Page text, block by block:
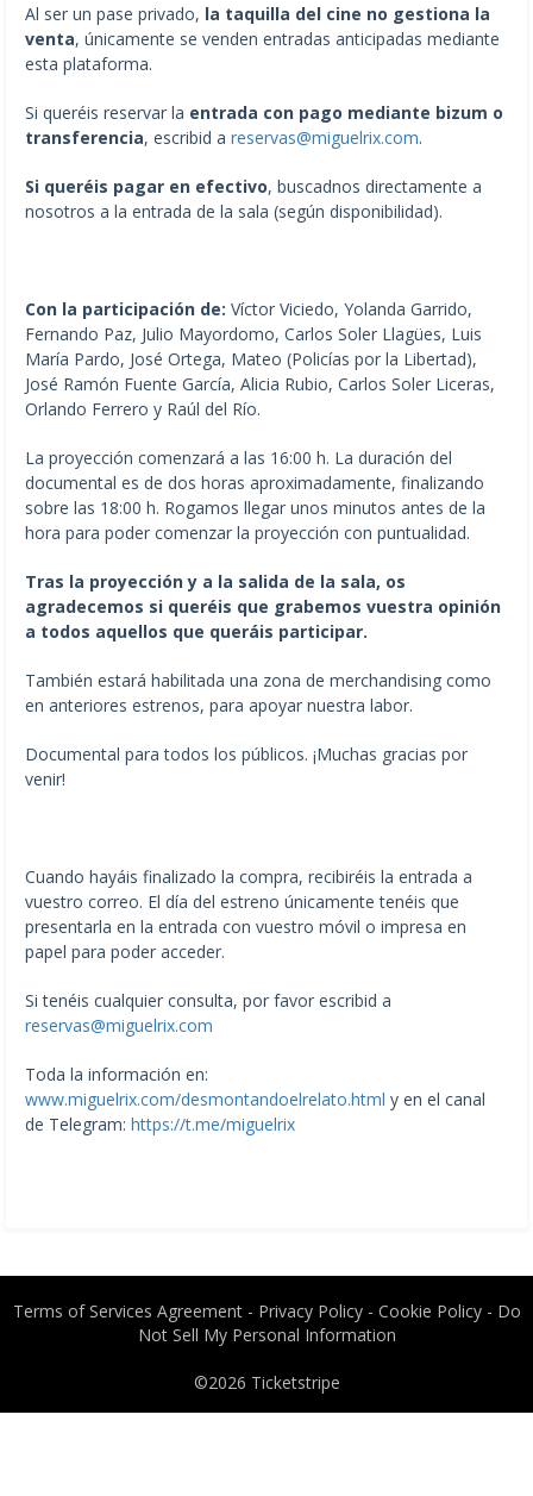
Al ser un pase privado, la taquilla del cine no gestiona la
venta, únicamente se venden entradas anticipadas mediante
esta plataforma.
Si queréis reservar la entrada con pago mediante bizum o
transferencia, escribid a reservas@miguelrix.com.
Si queréis pagar en efectivo, buscadnos directamente a
nosotros a la entrada de la sala (según disponibilidad).
Con la participación de: Víctor Viciedo, Yolanda Garrido,
Fernando Paz, Julio Mayordomo, Carlos Soler Llagües, Luis
María Pardo, José Ortega, Mateo (Policías por la Libertad),
José Ramón Fuente García, Alicia Rubio, Carlos Soler Liceras,
Orlando Ferrero y Raúl del Río.
La proyección comenzará a las 16:00 h. La duración del
documental es de dos horas aproximadamente, finalizando
sobre las 18:00 h. Rogamos llegar unos minutos antes de la
hora para poder comenzar la proyección con puntualidad.
Tras la proyección y a la salida de la sala, os
agradecemos si queréis que grabemos vuestra opinión
a todos aquellos que queráis participar.
También estará habilitada una zona de merchandising como
en anteriores estrenos, para apoyar nuestra labor.
Documental para todos los públicos. ¡Muchas gracias por
venir!
Cuando hayáis finalizado la compra, recibiréis la entrada a
vuestro correo. El día del estreno únicamente tenéis que
presentarla en la entrada con vuestro móvil o impresa en
papel para poder acceder.
Si tenéis cualquier consulta, por favor escribid a
reservas@miguelrix.com
Toda la información en:
www.miguelrix.com/desmontandoelrelato.html y en el canal
de Telegram: https://t.me/miguelrix
Terms of Services Agreement- Privacy Policy- Cookie Policy- Do
Not Sell My Personal Information
©2026 Ticketstripe